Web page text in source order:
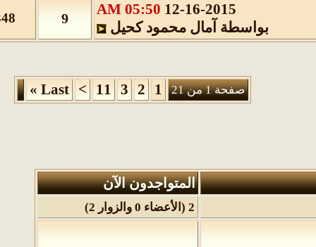
12-16-2015
05:50 AM
بواسطةآمال محمود كحيل
9
صفحة 1 من 21 1
2
3
11
>
Last
»
المتواجدون الآن